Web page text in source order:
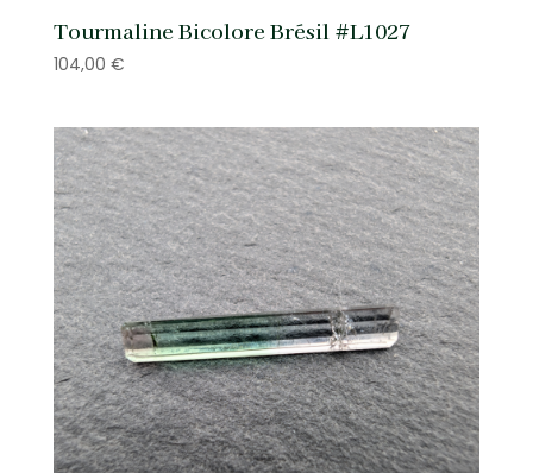
Tourmaline Bicolore Brésil #L1027
104,00 €